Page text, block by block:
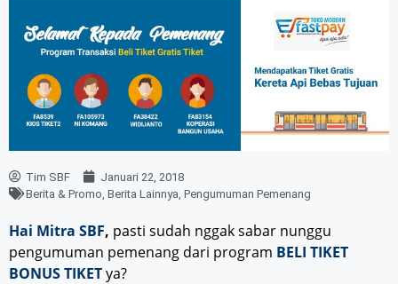
Tim SBF
Januari 22, 2018
Berita & Promo Berita Lainnya Pengumuman Pemenang
Hai Mitra SBF, pasti sudah nggak sabar nunggu
pengumuman pemenang dari program BELI TIKET
BONUS TIKETya?